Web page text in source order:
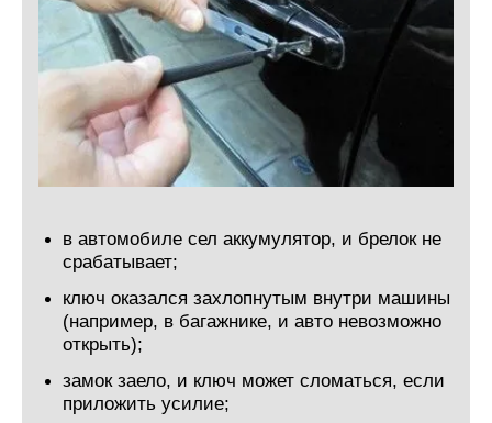
в автомобиле сел аккумулятор, и брелок не
срабатывает;
ключ оказался захлопнутым внутри машины
(например, в багажнике, и авто невозможно
открыть);
замок заело, и ключ может сломаться, если
приложить усилие;